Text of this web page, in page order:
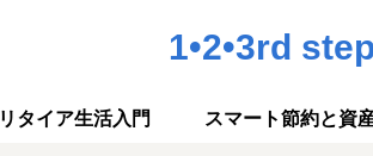
1•2•3rd
リタイア生活入門 スマート節約と資